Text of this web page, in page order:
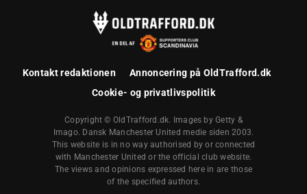
Kontakt redaktionen
Annoncering på OldTrafford.dk
Cookie- og privatlivspolitik
Copyright © OldTrafford.dk. Images by Getty &
Imago. Dansk Manchester United medie siden 2003.
This website is in no way authorised by or connected
with Manchester United or the official club website.
The views and opinions expressed here in are those
of the specified authors.